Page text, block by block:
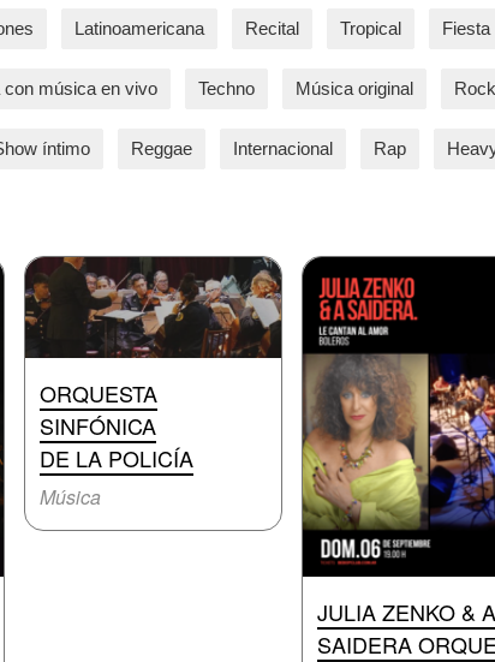
Latinoamericana Recital Tropical Fiesta
con música en vivo Techno Música original Rock
íntimo Reggae Internacional Rap
ORQUESTA
SINFÓNICA
DE LA POLICÍA
Música
JULIA ZENKO & A
SAIDERA